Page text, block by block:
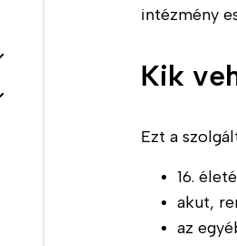
intézmény
Kik
Ezt a
16.
akut,
az